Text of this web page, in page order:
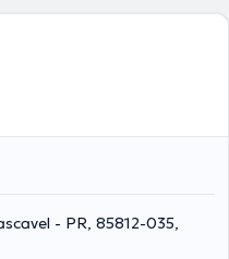
- PR, 85812-035,